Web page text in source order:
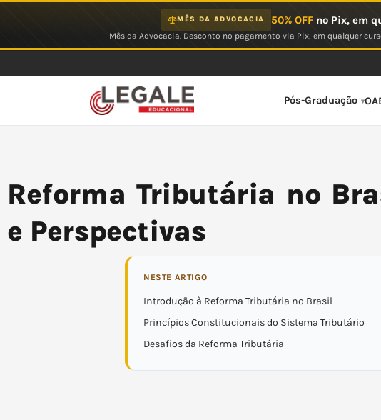
MÊS DA ADVOCACIA 50% OFFno Pix, em
Mês da Advocacia. Desconto no pagamento via Pix, em qualquer
Pós-Graduação
Reforma Tributária no
e Perspectivas
NESTE ARTIGO
Introdução à Reforma Tributária no Brasil
Princípios Constitucionais do Sistema Tributário
Desafios da Reforma Tributária